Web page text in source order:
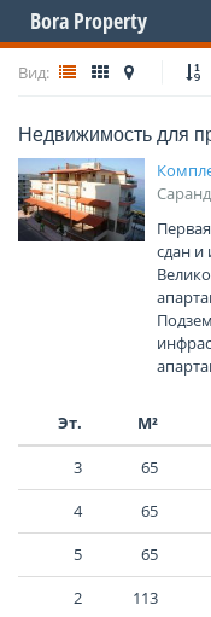
Bora Property
Вид:
Недвижимость для
сдан и
Эт. М²
3 65
4
65
5
65
2
113